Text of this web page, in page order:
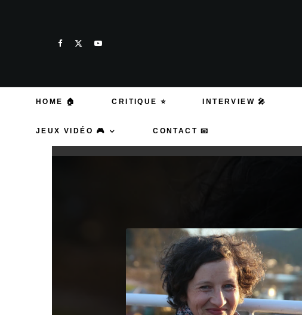
HOME 🏠 CRITIQUE ⭐ INTERVIEW 🎤
JEUX VIDÉO 🎮 CONTACT 📧